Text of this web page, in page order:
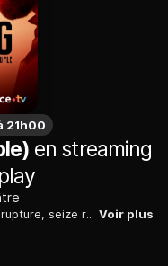
21h00
en streaming
De la première rencontre à la dernière rupture, seize rounds amoureux oscillent nerveusement entre rire et drame. Chacun apprend à aimer l'autre et à s'aimer soi-même. Voir plus